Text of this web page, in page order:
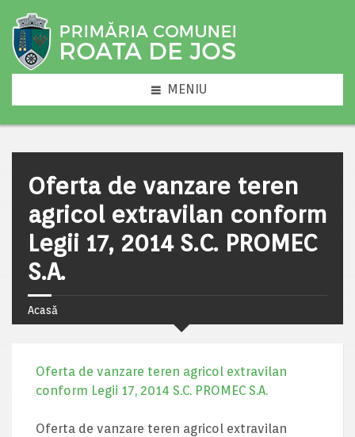
MENIU
Oferta de vanzare teren
agricol extravilan conform
Legii 17, 2014 S.C. PROMEC
S.A.
Acasă
Oferta de vanzare teren agricol extravilan
conform Legii 17, 2014 S.C. PROMEC S.A.
Oferta de vanzare teren agricol extravilan